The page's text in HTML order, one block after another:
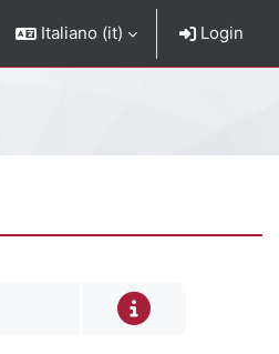
Italiano ‎(it)‎ Login